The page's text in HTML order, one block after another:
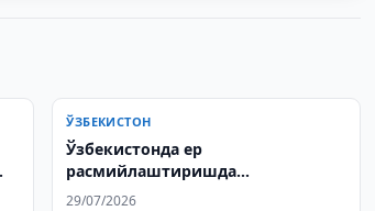
ЎЗБЕКИСТОН
Ўзбекистонда ер
расмийлаштиришда
коррупциянинг икки ҳолати
29/07/2026